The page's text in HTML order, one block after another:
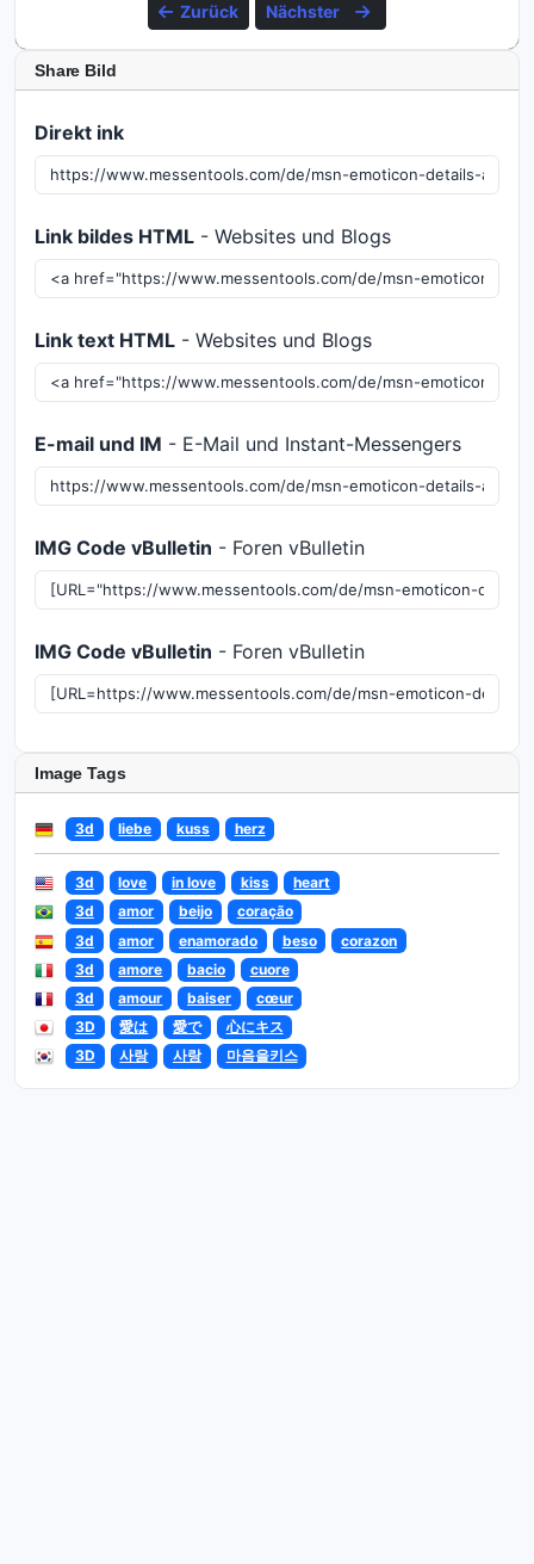
Zurück Nächster
Share Bild
Direkt ink
Link bildes HTML - Websites und Blogs
Link text HTML - Websites und Blogs
E-mail und IM - E-Mail und Instant-Messengers
IMG Code vBulletin - Foren vBulletin
IMG Code vBulletin - Foren vBulletin
Image Tags
3d liebe kuss herz
3d love in love kiss
heart
3d
amor beijo
coração
3d
amor enamorado beso
corazon
3d
amore bacio
cuore
3d
amour baiser
cœur
3D
愛は 愛で
心にキス
3D
사랑 사랑 마음을키스